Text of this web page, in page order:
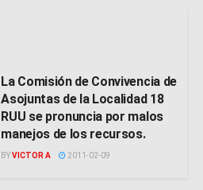
La Comisión de Convivencia de
Asojuntas de la Localidad 18
RUU se pronuncia por malos
manejos de los recursos.
BYVICTOR A 2011-02-09